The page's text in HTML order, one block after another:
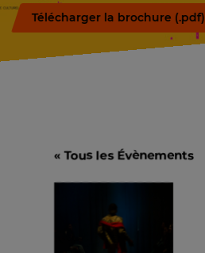
Télécharger la brochure (.pdf)
« Tous les Évènements